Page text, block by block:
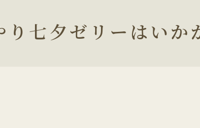
り七夕ゼリーはいか